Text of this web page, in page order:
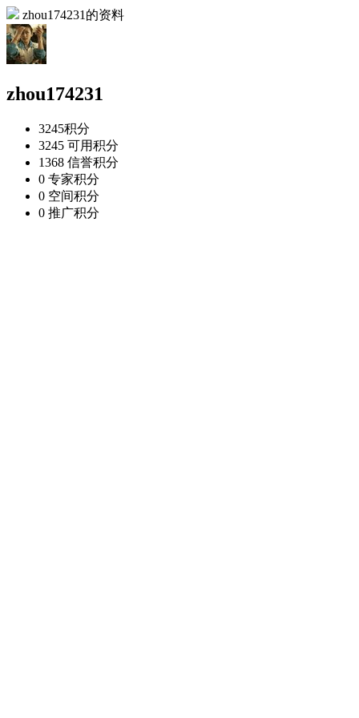
zhou174231的资料
zhou174231
3245积分
3245 可用积分
1368 信誉积分
0 专家积分
0 空间积分
0 推广积分